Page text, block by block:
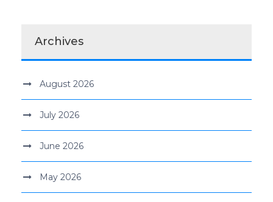
Archives
August 2026
July 2026
June 2026
May 2026